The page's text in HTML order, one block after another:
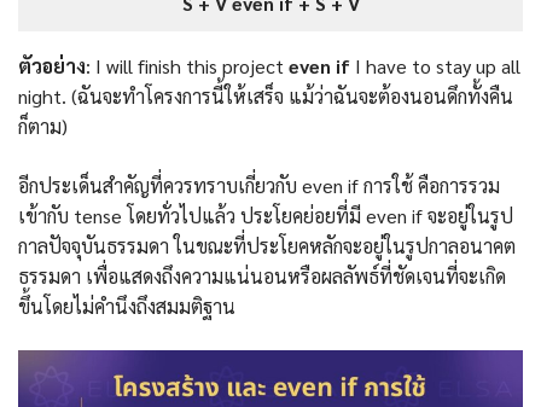
ตัวอย่าง: I will finish this projecteven if I have to stay up all
night. (ฉันจะทำโครงการนี้ให้เสร็จ แม้ว่าฉันจะต้องนอนดึกทั้งคืน
ก็ตาม)
อีกประเด็นสำคัญที่ควรทราบเกี่ยวกับ even if การใช้ คือการรวม
เข้ากับ tense โดยทั่วไปแล้ว ประโยคย่อยที่มี even if จะอยู่ในรูป
กาลปัจจุบันธรรมดา ในขณะที่ประโยคหลักจะอยู่ในรูปกาลอนาคต
ธรรมดา เพื่อแสดงถึงความแน่นอนหรือผลลัพธ์ที่ชัดเจนที่จะเกิด
ขึ้นโดยไม่คำนึงถึงสมมติฐาน